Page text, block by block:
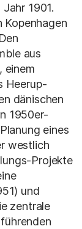
1901.
Kopenhagen
aus
einem
Heerup-
dänischen
1950er-
eines
westlich
Projekte
und
zentrale